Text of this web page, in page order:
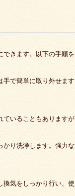
きます。以下の手順
で簡単に取り外せま
いることもありますが
り洗浄します。強力
気をしっかり行い、